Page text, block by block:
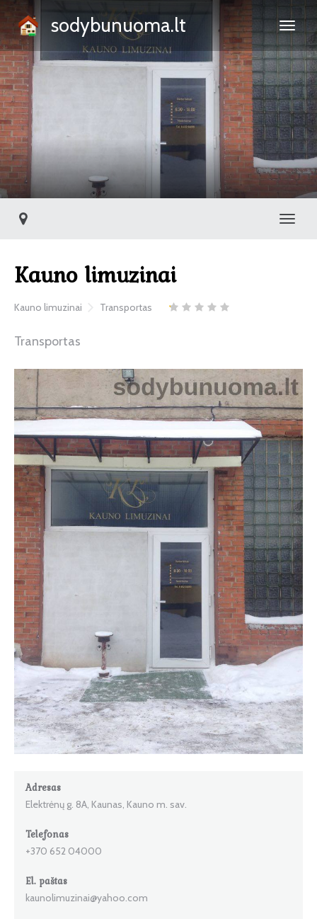
sodybunuoma.lt
Kauno limuzinai
Kauno limuzinai Transportas
Transportas
Adresas
Elektrėnų g. 8A, Kaunas, Kauno m. sav.
Telefonas
+370 652 04000
El. paštas
kaunolimuzinai@yahoo.com